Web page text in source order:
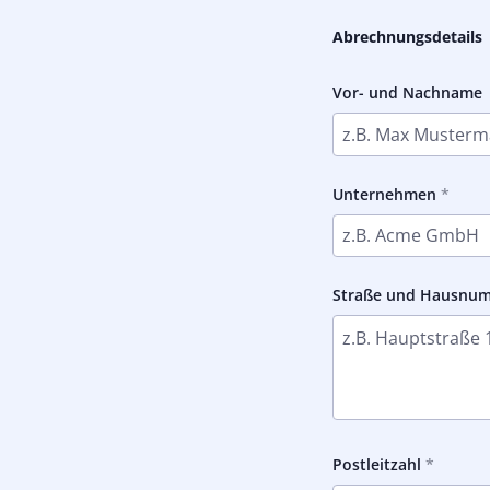
Abrechnungsdetails
Vor- und Nachname
Unternehmen
Straße und
Postleitzahl